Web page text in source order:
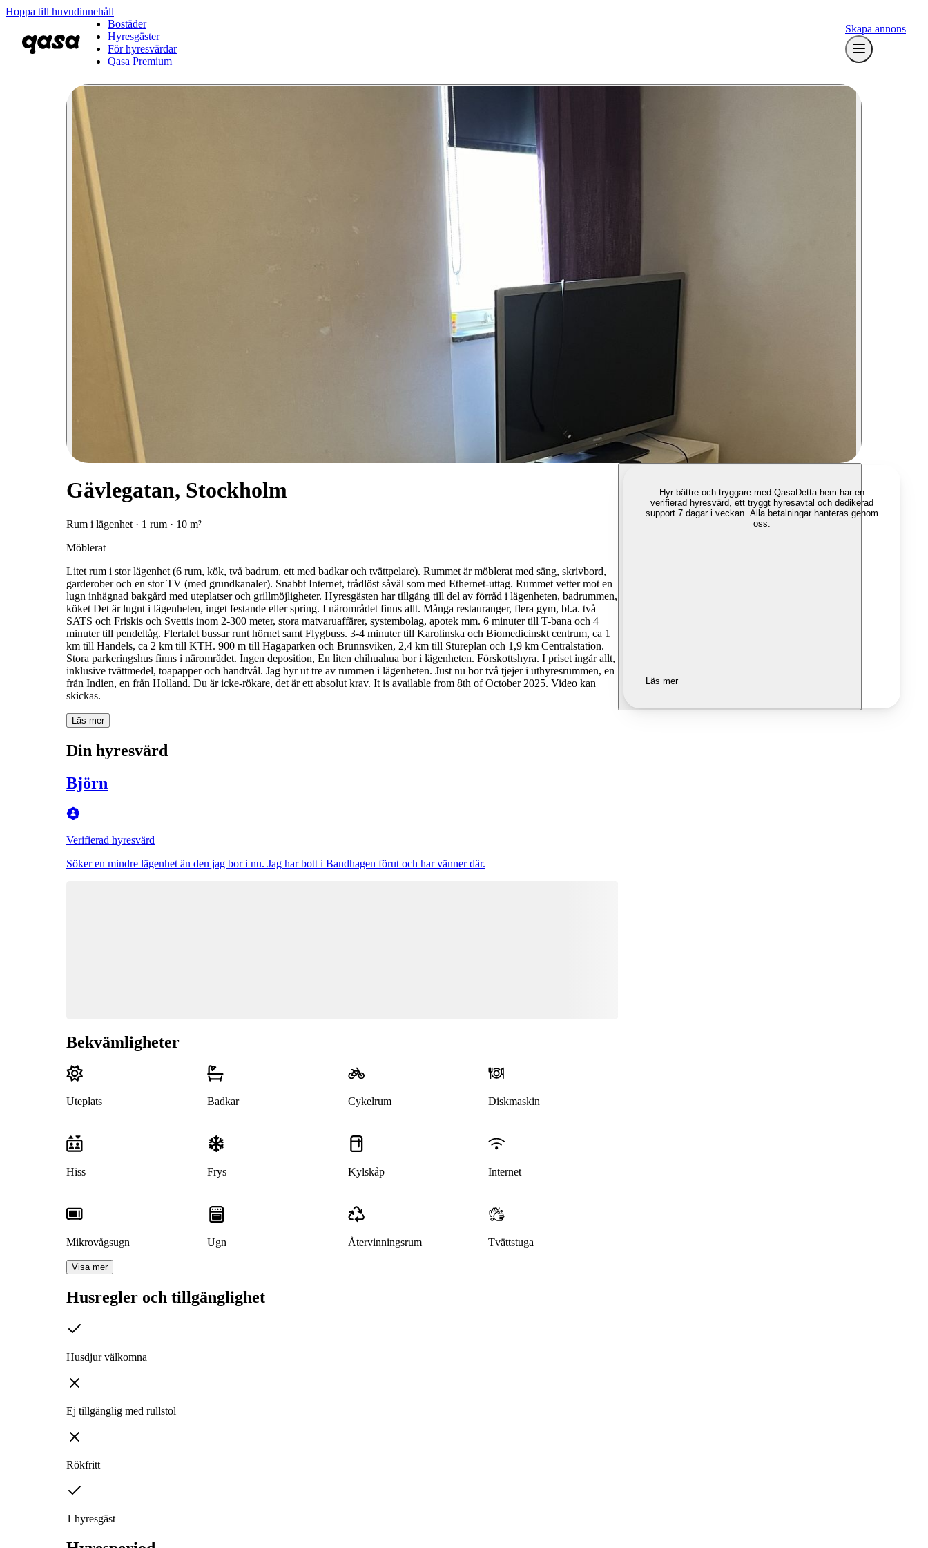
Hoppa till huvudinnehåll
Bostäder
Hyresgäster
För hyresvärdar
Qasa Premium
Skapa annons
Gävlegatan, Stockholm
Rum i lägenhet · 1 rum · 10 m²
Möblerat
Litet rum i stor lägenhet (6 rum, kök, två badrum, ett med badkar och tvättpelare). Rummet är möblerat med säng, skrivbord,
garderober och en stor TV (med grundkanaler). Snabbt Internet, trådlöst såväl som med Ethernet-uttag. Rummet vetter mot en
lugn inhägnad bakgård med uteplatser och grillmöjligheter. Hyresgästen har tillgång till del av förråd i lägenheten, badrummen,
köket Det är lugnt i lägenheten, inget festande eller spring. I närområdet finns allt. Många restauranger, flera gym, bl.a. två
SATS och Friskis och Svettis inom 2-300 meter, stora matvaruaffärer, systembolag, apotek mm. 6 minuter till T-bana och 4
minuter till pendeltåg. Flertalet bussar runt hörnet samt Flygbuss. 3-4 minuter till Karolinska och Biomedicinskt centrum, ca 1
km till Handels, ca 2 km till KTH. 900 m till Hagaparken och Brunnsviken, 2,4 km till Stureplan och 1,9 km Centralstation.
Stora parkeringshus finns i närområdet. Ingen deposition, En liten chihuahua bor i lägenheten. Förskottshyra. I priset ingår allt,
inklusive tvättmedel, toapapper och handtvål. Jag hyr ut tre av rummen i lägenheten. Just nu bor två tjejer i uthyresrummen, en
från Indien, en från Holland. Du är icke-rökare, det är ett absolut krav. It is available from 8th of October 2025. Video kan
skickas.
Läs mer
Din hyresvärd
Björn
Verifierad hyresvärd
Söker en mindre lägenhet än den jag bor i nu. Jag har bott i Bandhagen förut och har vänner där.
Bekvämligheter
Uteplats Badkar Cykelrum Diskmaskin
Hiss Frys Kylskåp Internet
Mikrovågsugn Ugn Återvinningsrum Tvättstuga
Visa mer
Husregler och tillgänglighet
Husdjur välkomna
Ej tillgänglig med rullstol
Rökfritt
1 hyresgäst
Hyr bättre och tryggare med QasaDetta hem har en
verifierad hyresvärd, ett tryggt hyresavtal och dedikerad
support 7 dagar i veckan. Alla betalningar hanteras genom
oss.
Läs mer